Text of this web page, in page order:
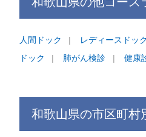
人間ドック レディースドック
ドック
肺がん検診 健康
和歌山県の市区町村